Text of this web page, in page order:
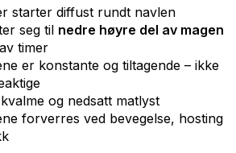
starter diffust rundt navlen
seg til nedre høyre del av magen
timer
er konstante og tiltagende – ikke
og nedsatt matlyst
forverres ved bevegelse, hosting